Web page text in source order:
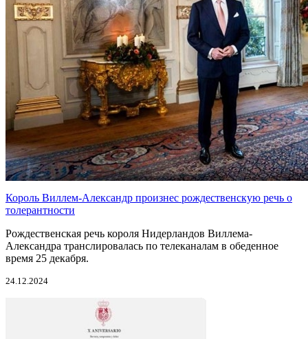
Король Виллем-Александр произнес рождественскую речь о
толерантности
Рождественская речь короля Нидерландов Виллема-
Александра транслировалась по телеканалам в обеденное
время 25 декабря.
24.12.2024